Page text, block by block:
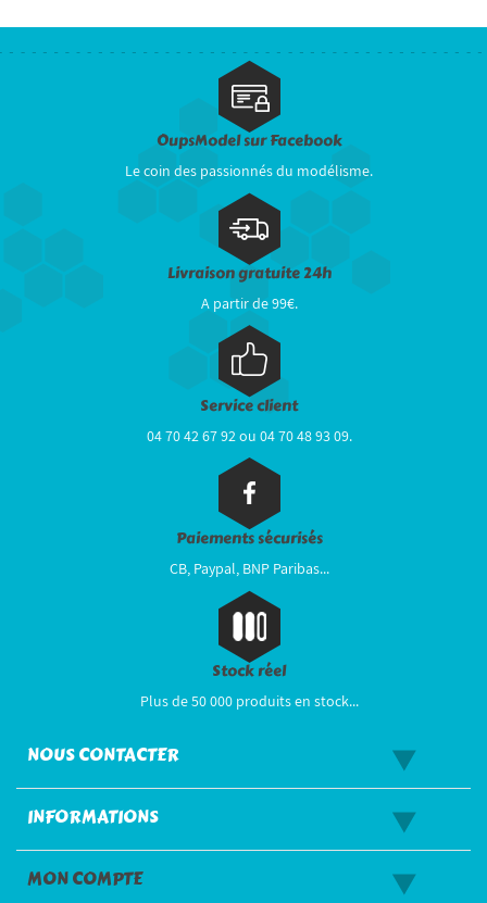
OupsModel sur Facebook
Le coin des passionnés du modélisme.
Livraison gratuite 24h
A partir de 99€.
Service client
04 70 42 67 92 ou 04 70 48 93 09.
Paiements sécurisés
CB, Paypal, BNP Paribas...
Stock réel
Plus de 50 000 produits en stock...
NOUS CONTACTER
INFORMATIONS
MON COMPTE